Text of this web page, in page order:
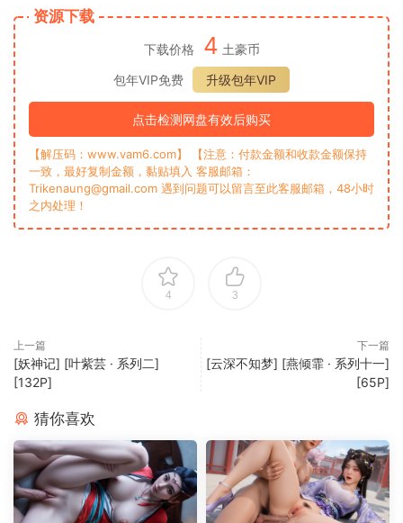
资源下载
下载价格 4 土豪币
包年VIP免费
升级包年VIP
点击检测网盘有效后购买
【解压码：www.vam6.com】 【注意：付款金额和收款金额保持
一致，最好复制金额，黏贴填入 客服邮箱：
Trikenaung@gmail.com 遇到问题可以留言至此客服邮箱，48小时
之内处理！
4 3
上一篇
[妖神记] [叶紫芸 · 系列二]
[132P]
下一篇
[云深不知梦] [燕倾霏 · 系列十一]
[65P]
猜你喜欢